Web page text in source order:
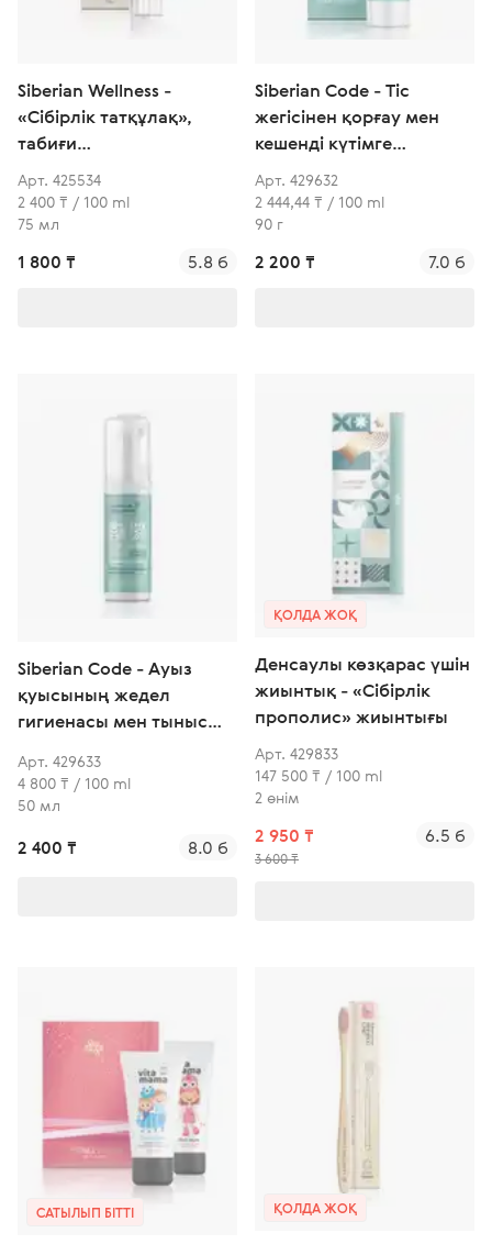
Siberian Wellness -
«Сібірлік татқұлақ»,
табиғи
профилактикалық тіс
пастасы
Арт. 425534
2 400 ₸ / 100 ml
75 мл
1 800 ₸ 5.8 б
Siberian Code - Тіс
жегісінен қорғау мен
кешенді күтімге
арналған энзимдері бар
бактерияға қарсы тіс
пастасы
Арт. 429632
2 444,44 ₸ / 100 ml
90 г
2 200 ₸ 7.0 б
Siberian Code - Ауыз
қуысының жедел
гигиенасы мен тыныс
арналған тазартқыш
көбік
Арт. 429633
4 800 ₸ / 100 ml
50 мл
2 400 ₸ 8.0 б
ҚОЛДА ЖОҚ
Денсаулы көзқарас үшін
жиынтық - «Сібірлік
прополис» жиынтығы
Арт. 429833
147 500 ₸ / 100 ml
2 өнім
2 950 ₸
3 600 ₸
6.5 б
САТЫЛЫП БІТТІ ҚОЛДА ЖОҚ